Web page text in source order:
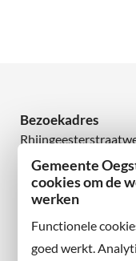
Gemeente
cookies om de
werken
Functionele
goed werkt.
Bezoekadres
2342 AN Oegstgeest
Wilt u niets missen?
en volg ons ook op